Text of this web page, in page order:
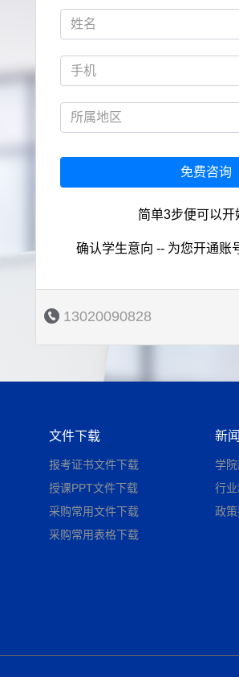
免费咨询
简单3步便可以开
确认学生意向 -- 为您开通账
13020090828
文件下载
报考证书文件下载
授课PPT文件下载
采购常用文件下载
采购常用表格下载
新
学
行
政